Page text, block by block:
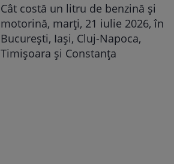
Cât costă un litru de benzină și
motorină, marți, 21 iulie 2026, în
București, Iași, Cluj-Napoca,
Timișoara și Constanța